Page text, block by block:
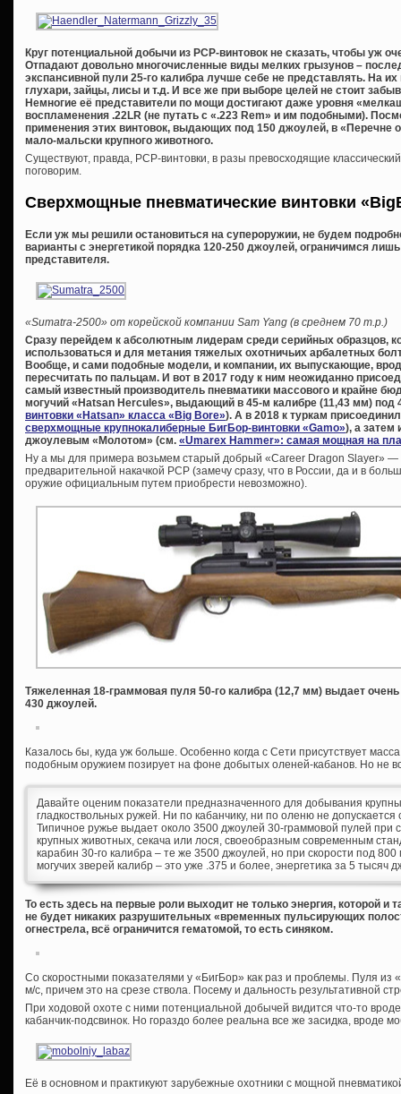
Круг потенциальной добычи из PCP-винтовок не сказать, чтобы уж
Отпадают довольно многочисленные виды мелких грызунов –
экспансивной пули 25-го калибра лучше себе не представлять. На
глухари, зайцы, лисы и т.д. И все же при выборе целей не стоит
Немногие её представители по мощи достигают даже уровня
воспламенения .22LR (не путать с «.223 Rem» и им подобными).
применения этих винтовок, выдающих под 150 джоулей, в «Перечне
мало-мальски крупного животного.
Существуют, правда, PCP-винтовки, в разы превосходящие
поговорим.
Сверхмощные пневматические винтовки «
Если уж мы решили остановиться на супероружии, не будем
варианты с энергетикой порядка 120-250 джоулей, ограничимся
представителя.
«Sumatra-2500» от корейской компании Sam Yang (в среднем 70 т.р.)
Сразу перейдем к абсолютным лидерам среди серийных образцов,
использоваться и для метания тяжелых охотничьих арбалетных
Вообще, и сами подобные модели, и компании, их выпускающие,
пересчитать по пальцам. И вот в 2017 году к ним неожиданно
самый известный производитель пневматики массового и крайне
могучий «Hatsan Hercules», выдающий в 45-м калибре (11,43 мм)
винтовки «Hatsan» класса «Big Bore»). А в 2018 к туркам
сверхмощные крупнокалиберные БигБор-винтовки «Gamo»), а
джоулевым «Молотом» (см. «Umarex Hammer»: самая мощная на
Ну а мы для примера возьмем старый добрый «Career Dragon Slayer» —
предварительной накачкой PCP (замечу сразу, что в России, да и в
оружие официальным путем приобрести невозможно).
Тяжеленная 18-граммовая пуля 50-го калибра (12,7 мм) выдает
430 джоулей.
Казалось бы, куда уж больше. Особенно когда с Сети присутствует
подобным оружием позирует на фоне добытых оленей-кабанов. Но не
Давайте оценим показатели предназначенного для добывания
гладкоствольных ружей. Ни по кабанчику, ни по оленю не
Типичное ружье выдает около 3500 джоулей 30-граммовой пулей при
крупных животных, секача или лося, своеобразным современным
карабин 30-го калибра – те же 3500 джоулей, но при скорости под
могучих зверей калибр – это уже .375 и более, энергетика за 5 тысяч
То есть здесь на первые роли выходит не только энергия, которой и
не будет никаких разрушительных «временных пульсирующих
огнестрела, всё ограничится гематомой, то есть синяком.
Со скоростными показателями у «БигБор» как раз и проблемы. Пуля из
м/с, причем это на срезе ствола. Посему и дальность результативной
При ходовой охоте с ними потенциальной добычей видится что-то
кабанчик-подсвинок. Но гораздо более реальна все же засидка, вроде
Её в основном и практикуют зарубежные охотники с мощной